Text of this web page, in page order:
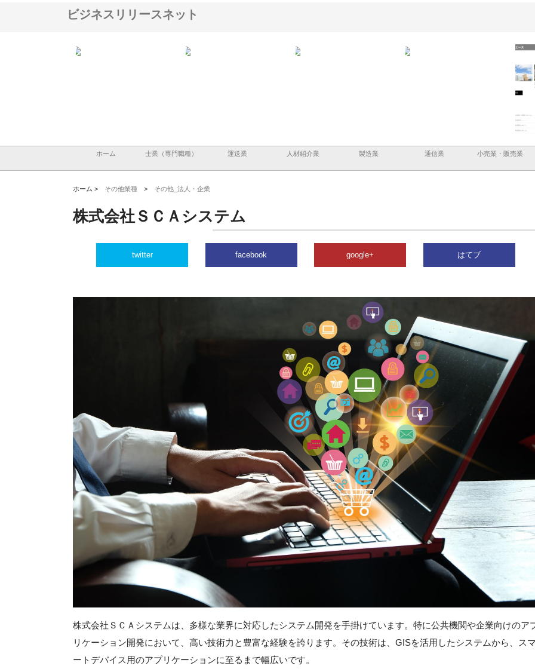
ビジネスリリースネット
みを
ホーム 士業（専門職種） 運送業 人材紹介業 製造業 通信業 小売業・販売業
ホーム > その他業種 > その他_法人・企業
株式会社ＳＣＡシステム
twitter facebook google+ はてブ
株式会社ＳＣＡシステムは、多様な業界に対応したシステム開発を手掛けています。特に公共機関や企業向けのア
リケーション開発において、高い技術力と豊富な経験を誇ります。その技術は、GISを活用したシステムから、スマ
ートデバイス用のアプリケーションに至るまで幅広いです。